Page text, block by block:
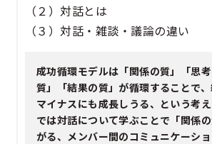
（２）対話とは​​
（３）対話・雑談・議論の違い​​
成功循環モデルは「関係の質」「思
質」「結果の質」が循環することで
マイナスにも成長しうる、という考
では対話について学ぶことで「関係
がる、メンバー間のコミュニケーシ